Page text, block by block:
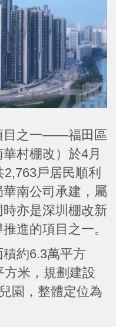
目之一——福田區
村棚改）於4月
戶居民順利
南公司承建，屬
亦是深圳棚改新
進的項目之一。
約6.3萬平方
米，規劃建設
園，整體定位為